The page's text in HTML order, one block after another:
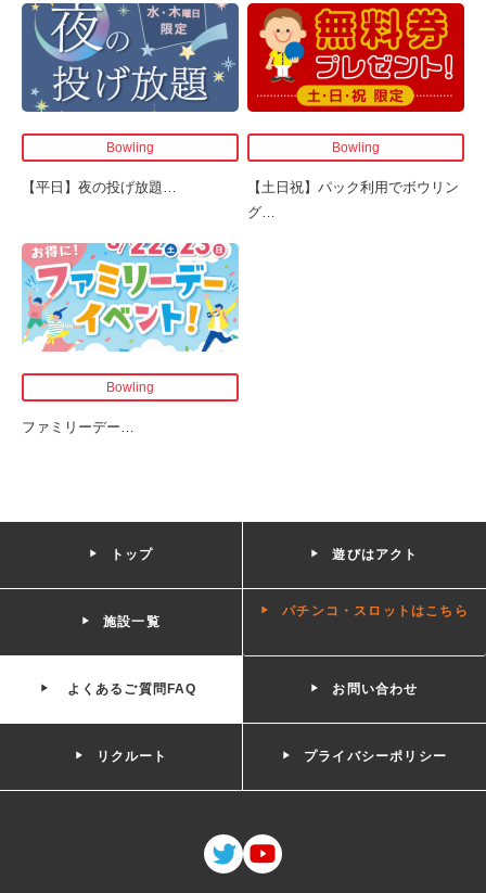
Bowling
【平日】夜の投げ放題…
Bowling
【土日祝】パック利用でボウリン
グ…
Bowling
ファミリーデー
トップ 遊びはアクト
施設一覧
パチンコ・スロットはこちら
よくあるご質問FAQ お問い合わせ
リクルート プライバシーポリシー